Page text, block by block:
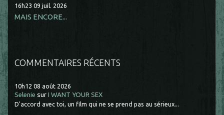
16h23 09 juil. 2026
MAIS ENCORE...
COMMENTAIRES RÉCENTS
10h12 08 août 2026
Selenie surI WANT YOUR SEX
D'accord avec toi, un film qui ne se prend pas au sérieux...